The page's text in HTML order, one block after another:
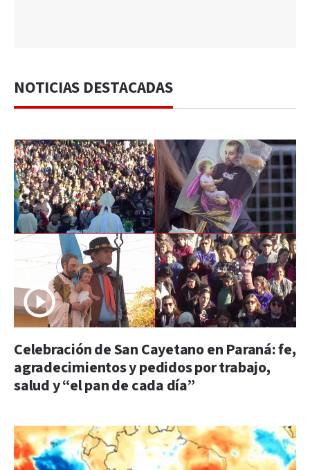
NOTICIAS DESTACADAS
Celebración de San Cayetano en Paraná: fe,
agradecimientos y pedidos por trabajo,
salud y “el pan de cada día”